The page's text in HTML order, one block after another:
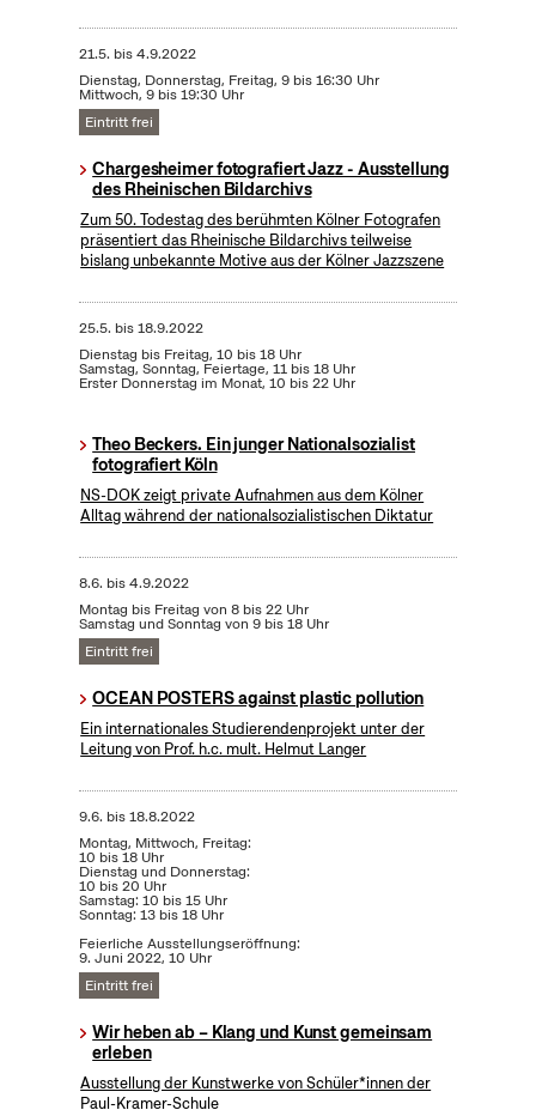
21.5. bis4.9.2022
Dienstag, Donnerstag, Freitag, 9 bis 16:30 Uhr
Mittwoch, 9 bis 19:30 Uhr
Eintritt frei
Chargesheimer fotografiert Jazz - Ausstellung
des Rheinischen Bildarchivs
Zum 50. Todestag des berühmten Kölner Fotografen
präsentiert das Rheinische Bildarchivs teilweise
bislang unbekannte Motive aus der Kölner Jazzszene
25.5. bis18.9.2022
Dienstag bis Freitag, 10 bis 18 Uhr
Samstag, Sonntag, Feiertage, 11 bis 18 Uhr
Erster Donnerstag im Monat, 10 bis 22 Uhr
Theo Beckers. Ein junger Nationalsozialist
fotografiert Köln
NS-DOK zeigt private Aufnahmen aus dem Kölner
Alltag während der nationalsozialistischen Diktatur
8.6. bis4.9.2022
Montag bis Freitag von 8 bis 22 Uhr
Samstag und Sonntag von 9 bis 18 Uhr
Eintritt frei
OCEAN POSTERS against plastic pollution
Ein internationales Studierendenprojekt unter der
Leitung von Prof. h.c. mult. Helmut Langer
9.6. bis18.8.2022
Montag, Mittwoch, Freitag:
10 bis 18 Uhr
Dienstag und Donnerstag:
10 bis 20 Uhr
Samstag: 10 bis 15 Uhr
Sonntag: 13 bis 18 Uhr
Feierliche Ausstellungseröffnung:
9. Juni 2022, 10 Uhr
Eintritt frei
Wir heben ab – Klang und Kunst gemeinsam
erleben
Ausstellung der Kunstwerke von Schüler*innen der
Paul-Kramer-Schule